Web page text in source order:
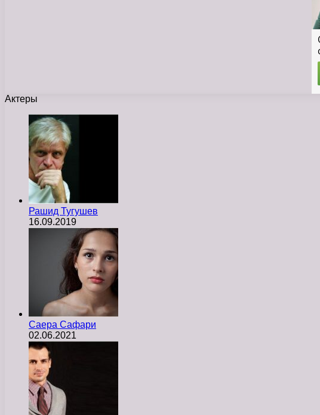
Актеры
Рашид Тугушев
16.09.2019
Саера Сафари
02.06.2021